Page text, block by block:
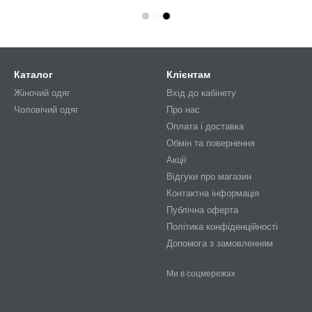
Каталог
Жіночий одяг
Чоловічий одяг
Клієнтам
Вхід до кабінету
Про нас
Оплата і доставка
Обмін та повернення
Акції
Відгуки про магазин
Контактна інформація
Публічна оферта
Політика конфіденційності
Допомога з замовленням
Ми в соцмережах